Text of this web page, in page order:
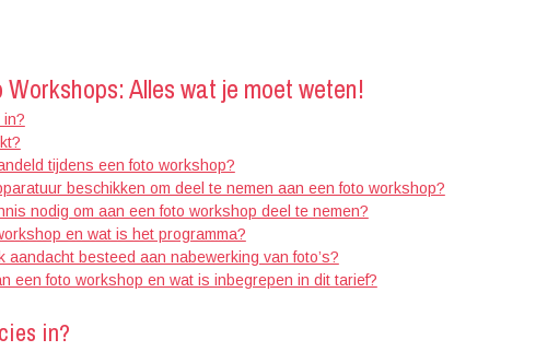
Alles wat je moet weten!
in?
tijdens een foto workshop?
beschikken om deel te nemen aan een foto workshop?
nodig om aan een foto workshop deel te nemen?
en wat is het programma?
besteed aan nabewerking van foto’s?
een foto workshop en wat is inbegrepen in dit tarief?
in?